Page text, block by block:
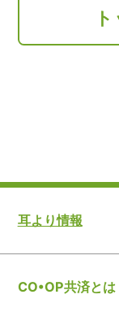
耳より情報
CO•OP共済とは